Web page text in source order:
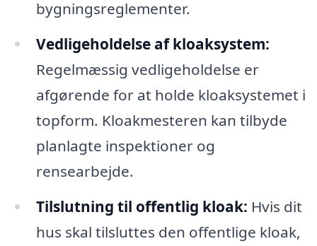
bygningsreglementer.
Vedligeholdelse af kloaksystem:
Regelmæssig vedligeholdelse er
afgørende for at holde kloaksystemet i
topform. Kloakmesteren kan tilbyde
planlagte inspektioner og
rensearbejde.
Tilslutning til offentlig kloak: Hvis dit
hus skal tilsluttes den offentlige kloak,